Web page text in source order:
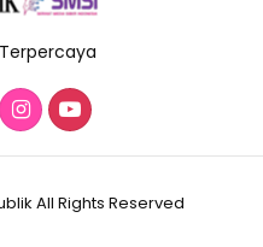
All Rights Reserved